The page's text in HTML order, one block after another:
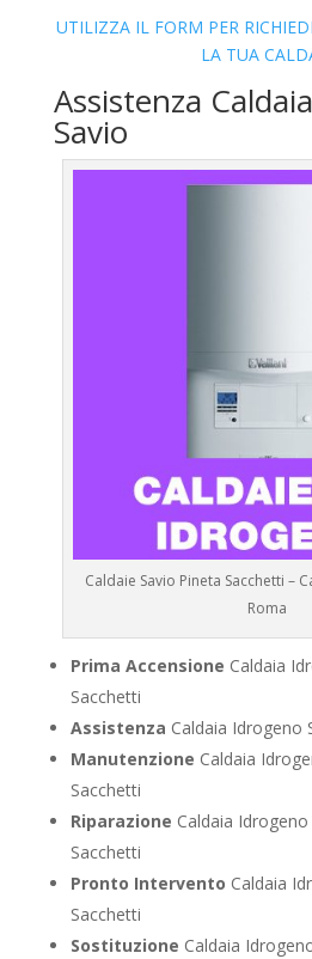
UTILIZZA IL FORM PER
LA TUA
Assistenza
Savio
Caldaie Savio Pineta Sacchetti –
Roma
Prima Accensione Caldaia
Sacchetti
Assistenza Caldaia Idrogeno
Manutenzione Caldaia
Sacchetti
Riparazione Caldaia
Sacchetti
Pronto Intervento Caldaia
Sacchetti
Sostituzione Caldaia